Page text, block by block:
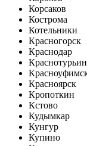
Корсаков
Кострома
Котельники
Красногорск
Краснодар
Красноярск
Кропоткин
Кстово
Кудымкар
Кунгур
Купино